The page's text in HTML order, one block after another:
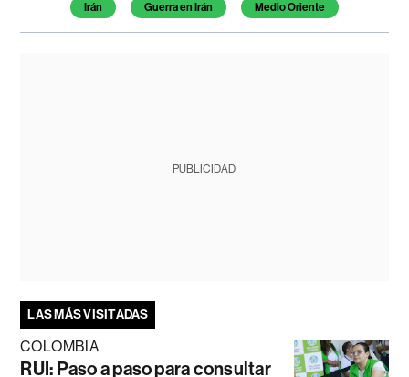
Irán Guerra en Irán Medio Oriente
PUBLICIDAD
LAS MÁS VISITADAS
COLOMBIA
RUI: Paso a paso para consultar